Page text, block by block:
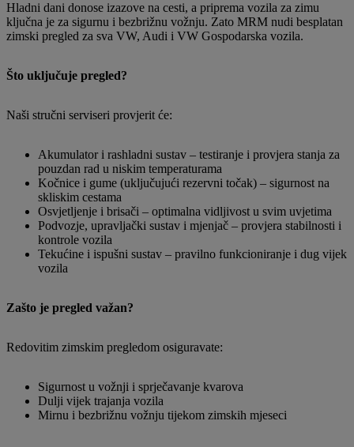
Hladni dani donose izazove na cesti, a priprema vozila za zimu
ključna je za sigurnu i bezbrižnu vožnju. Zato MRM nudi besplatan
zimski pregled za sva VW, Audi i VW Gospodarska vozila.
Što uključuje pregled?
Naši stručni serviseri provjerit će:
Akumulator i rashladni sustav – testiranje i provjera stanja za
pouzdan rad u niskim temperaturama
Kočnice i gume (uključujući rezervni točak) – sigurnost na
skliskim cestama
Osvjetljenje i brisači – optimalna vidljivost u svim uvjetima
Podvozje, upravljački sustav i mjenjač – provjera stabilnosti i
kontrole vozila
Tekućine i ispušni sustav – pravilno funkcioniranje i dug vijek
vozila
Zašto je pregled važan?
Redovitim zimskim pregledom osiguravate:
Sigurnost u vožnji i sprječavanje kvarova
Dulji vijek trajanja vozila
Mirnu i bezbrižnu vožnju tijekom zimskih mjeseci